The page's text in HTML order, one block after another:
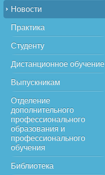
Новости
Практика
Студенту
Дистанционное обучение
Выпускникам
Отделение
дополнительного
профессионального
образования и
профессионального
обучения
Библиотека